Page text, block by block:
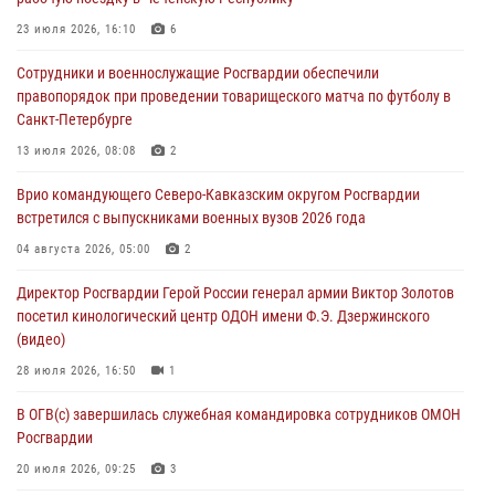
07 августа 2026, 12:00
Смольного собора в Санкт-Петербурге (видео)
07 августа 2026, 11:34 3
В Курске росгвардейцы провели занятие по основам
07 августа 2026, 11:33
Рэпер ST посетил раненых росгвардейцев в Главном военном
07 августа 2026, 11:18
23 июля 2026, 16:10 6
Сотрудники и военнослужащие Росгвардии обеспечили
правопорядок при проведении товарищеского матча по футболу в
Санкт-Петербурге
13 июля 2026, 08:08 2
Врио командующего Северо-Кавказским округом Росгвардии
встретился с выпускниками военных вузов 2026 года
04 августа 2026, 05:00 2
Директор Росгвардии Герой России генерал армии Виктор Золотов
посетил кинологический центр ОДОН имени Ф.Э. Дзержинского
(видео)
28 июля 2026, 16:50 1
В ОГВ(с) завершилась служебная командировка сотрудников ОМОН
Росгвардии
20 июля 2026, 09:25 3